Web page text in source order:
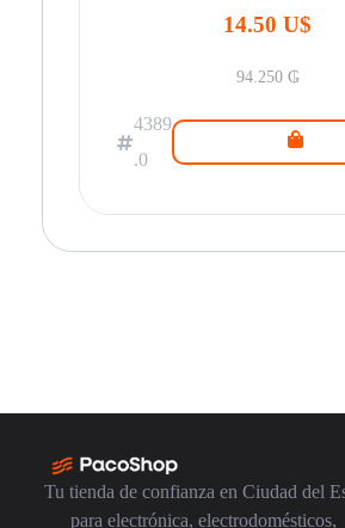
14.50 U$
94.250 ₲
4389
.0
Tu tienda de confianza en Ciudad del
para electrónica, electrodomésticos,